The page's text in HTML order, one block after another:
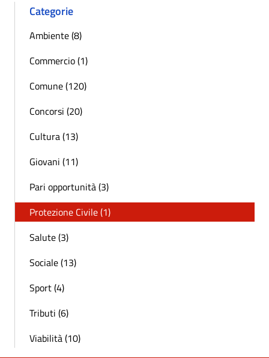
Categorie
Ambiente (8)
Commercio (1)
Comune (120)
Concorsi (20)
Cultura (13)
Giovani (11)
Pari opportunità (3)
Protezione Civile (1)
Salute (3)
Sociale (13)
Sport (4)
Tributi (6)
Viabilità (10)